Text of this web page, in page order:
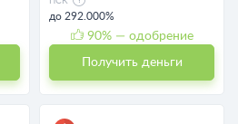
до 292.000%
90% — одобрение
Получить деньги